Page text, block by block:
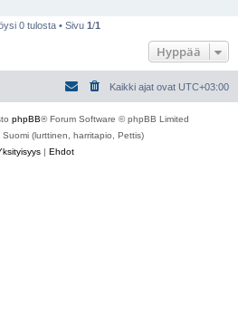
0 tulosta • Sivu 1/1
Hyppää
Kaikki ajat ovat UTC+03:00
phpBB® Forum Software © phpBB Limited
(lurttinen, harritapio, Pettis)
| Ehdot